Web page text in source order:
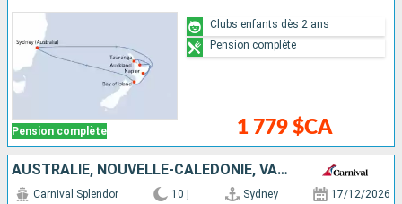
Pension complète 1 779 $CA
Clubs enfants dès 2 ans
Pension complète
AUSTRALIE, NOUVELLE-CALÉDONIE, VANUATU
Carnival Splendor 10 j Sydney 17/12/2026